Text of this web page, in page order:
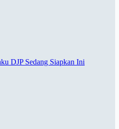
DJP Sedang Siapkan Ini